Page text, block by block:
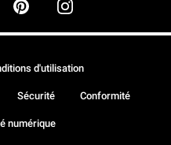
d'utilisation
Sécurité Conformité
numérique